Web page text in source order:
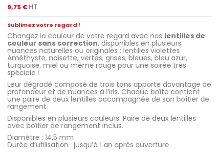
9,75 €HT
Sublimez votre regard !
Changez la couleur de votre regard avec nos lentilles de
couleur sans correction, disponibles en plusieurs
nuances naturelles ou originales : lentilles violettes
Améthyste, noisette, vertes, grises, bleues, bleu azur,
turquoise, miel ou même rouge pour une soirée très
spéciale !
Leur dégradé composé de trois tons apporte davantage de
profondeur et de nuances à l’iris. Chaque boîte contient
une paire de deux lentilles accompagnée de son boîtier de
rangement.
Disponibles en plusieurs couleurs. Paire de deux lentilles
avec boîtier de rangement inclus.
Diamètre : 14,5 mm
Durée d’utilisation : jusqu’à 1 an après ouverture